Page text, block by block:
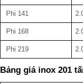
Phi 141
Phi 168
Phi 219
Bảng giá inox 201